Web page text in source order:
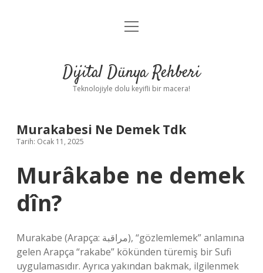
Anasayfa
Yasal Uyarı
menüyü
Dijital Dünya Rehberi
Teknolojiyle dolu keyifli bir macera!
Murakabesi Ne Demek Tdk
Tarih: Ocak 11, 2025
Murâkabe ne demek
dîn?
Murakabe (Arapça: مراقبة), “gözlemlemek” anlamına
gelen Arapça “rakabe” kökünden türemiş bir Sufi
uygulamasıdır. Ayrıca yakından bakmak, ilgilenmek